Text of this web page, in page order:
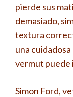
pierde sus
demasiado,
textura
una
vermut puede
Simon Ford,